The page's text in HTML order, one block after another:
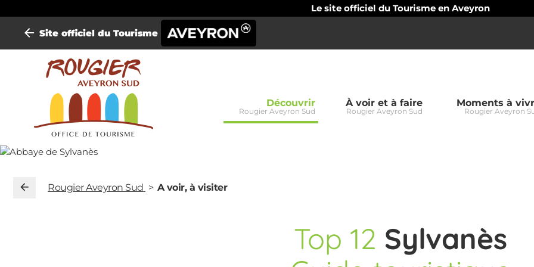
Le site officiel du Tourisme en Aveyron
Site officiel du Tourisme
Mini-
site
Découvrir
Rougier Aveyron Sud
À voir et à faire
Rougier Aveyron Sud
Moments à
Rougier Aveyron
Rougier Aveyron Sud A voir, à visiter
Top 12 Sylvanès